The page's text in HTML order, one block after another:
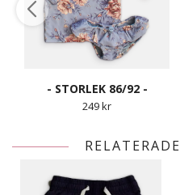
- STORLEK 86/92 -
249 kr